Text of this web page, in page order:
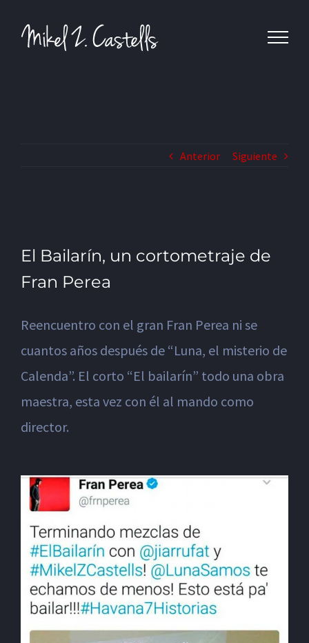
Anterior Siguiente
El Bailarín, un cortometraje de
Fran Perea
Reencuentro con el gran Fran Perea ni se
cuantos años después de “Luna, el misterio de
Calenda”. El corto “El bailarín” todo una obra
maestra, esta vez con él al mando como
director.